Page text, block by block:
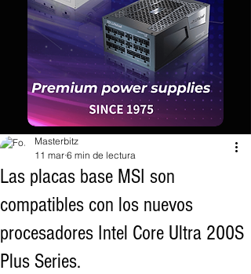
Las placas base MSI son
compatibles con los nuevos
procesadores Intel Core Ultra 200S
Plus Series.
Masterbitz
11 mar 6 min de lectura